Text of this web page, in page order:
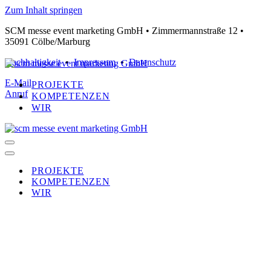
Zum Inhalt springen
SCM messe event marketing GmbH • Zimmermannstraße 12 •
35091 Cölbe/Marburg
Nachhaltigkeit • Impressum • Datenschutz
E-Mail
Anruf
PROJEKTE
KOMPETENZEN
WIR
Navigationsmenü
Navigationsmenü
PROJEKTE
KOMPETENZEN
WIR